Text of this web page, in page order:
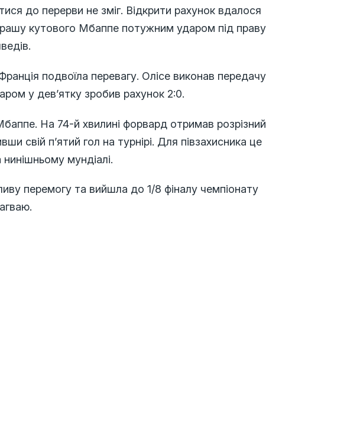
до перерви не зміг. Відкрити рахунок вдалося
кутового Мбаппе потужним ударом під праву
подвоїла перевагу. Олісе виконав передачу
у дев’ятку зробив рахунок 2:0.
На 74-й хвилині форвард отримав розрізний
свій п’ятий гол на турнірі. Для півзахисника це
мундіалі.
перемогу та вийшла до 1/8 фіналу чемпіонату